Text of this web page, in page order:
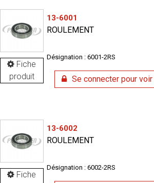
Fiche
produit
13-6001
ROULEMENT
Désignation : 6001-2RS
Se connecter pour
Fiche
13-6002
ROULEMENT
Désignation : 6002-2RS